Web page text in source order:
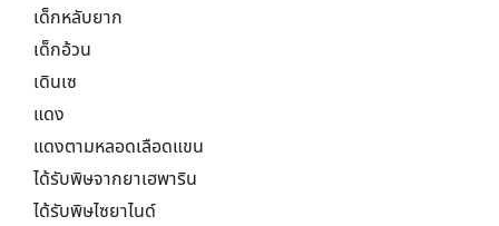
เด็กหลับยาก
เด็กอ้วน
เดินเซ
แดง
แดงตามหลอดเลือดแขน
ได้รับพิษจากยาเฮพาริน
ได้รับพิษไซยาไนด์